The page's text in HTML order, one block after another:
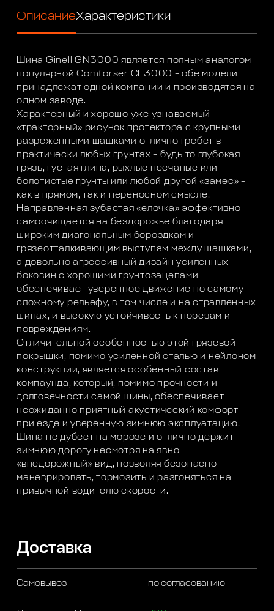
ОписаниеХарактеристики
Шина Ginell GN3000 является полным аналогом
популярной Comforser CF3000 – обе модели
принадлежат одной компании и производятся на
одном заводе.
Характерный и хорошо уже узнаваемый
«тракторный» рисунок протектора с крупными
разреженными шашками отлично гребет в
практически любых грунтах – будь то глубокая
грязь, густая глина, рыхлые песчаные или
болотистые грунты или любой другой «замес» -
как в прямом, так и переносном смысле.
Направленная зубастая «елочка» эффективно
самоочищается на бездорожье благодаря
широким диагональным бороздкам и
грязеотталкивающим выступам между шашками,
а довольно агрессивный дизайн усиленных
боковин с хорошими грунтозацепами
обеспечивает уверенное движение по самому
сложному рельефу, в том числе и на стравленных
шинах, и высокую устойчивость к порезам и
повреждениям.
Отличительной особенностью этой грязевой
покрышки, помимо усиленной сталью и нейлоном
конструкции, является особенный состав
компаунда, который, помимо прочности и
долговечности самой шины, обеспечивает
неожиданно приятный акустический комфорт
при езде и уверенную зимнюю эксплуатацию.
Шина не дубеет на морозе и отлично держит
зимнюю дорогу несмотря на явно
«внедорожный» вид, позволяя безопасно
маневрировать, тормозить и разгоняться на
привычной водителю скорости.
Доставка
Самовывоз по согласованию